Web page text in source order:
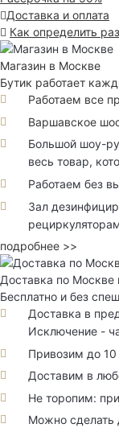
Доставка и оплата
Как определить
Магазин в Москве
Бутик работает
Работаем все
Варшавское
Большой шоу-
весь товар,
Работаем без
Зал
подробнее >>
Доставка по Москве
Бесплатно и без
Доставка в
Исключение -
Привозим до
Доставим в
Не торопим:
Можно сделать